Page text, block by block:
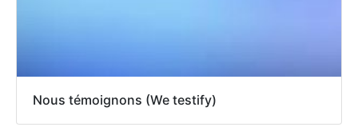
Nous témoignons (We testify)